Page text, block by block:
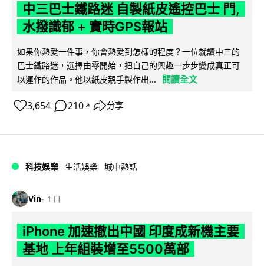
中三巴士鐵路迷 自製紙皮遙控巴士 門,
水撥識郁 + 實時GPS報站
如果你熱愛一件事，你會熱愛到怎樣的程度？一位就讀中三的
巴士鐵路迷，選擇由零開始，把自己的興趣一步步變成真正可
以運作的作品。他以紙皮親手製作出...
閱讀全文
3,654 210 ↗ 分享
科技娛樂 生活娛樂 城中熱話
Vin 1 日
iPhone 加速撤出中國 印度成新機主要
基地 上年組裝增至5500萬部